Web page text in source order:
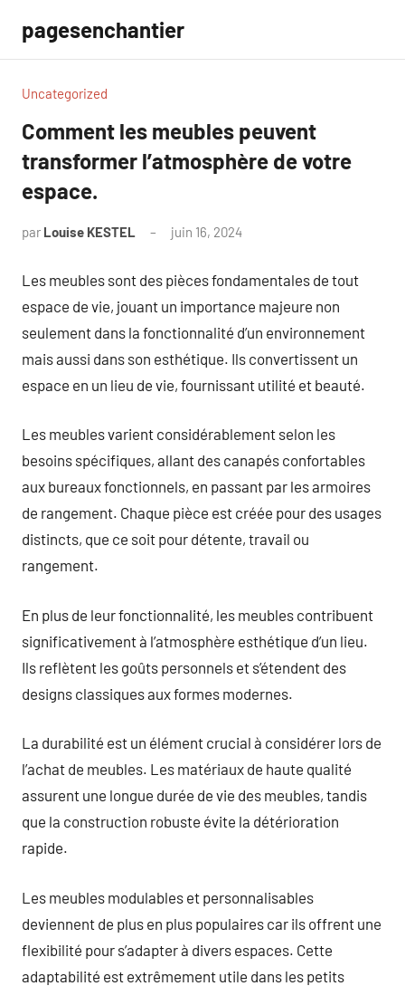
contenu
pagesenchantier
Uncategorized
Comment les meubles peuvent
transformer l’atmosphère de votre
espace.
par Louise KESTEL juin 16, 2024
Les meubles sont des pièces fondamentales de tout
espace de vie, jouant un importance majeure non
seulement dans la fonctionnalité d’un environnement
mais aussi dans son esthétique. Ils convertissent un
espace en un lieu de vie, fournissant utilité et beauté.
Les meubles varient considérablement selon les
besoins spécifiques, allant des canapés confortables
aux bureaux fonctionnels, en passant par les armoires
de rangement. Chaque pièce est créée pour des usages
distincts, que ce soit pour détente, travail ou
rangement.
En plus de leur fonctionnalité, les meubles contribuent
significativement à l’atmosphère esthétique d’un lieu.
Ils reflètent les goûts personnels et s’étendent des
designs classiques aux formes modernes.
La durabilité est un élément crucial à considérer lors de
l’achat de meubles. Les matériaux de haute qualité
assurent une longue durée de vie des meubles, tandis
que la construction robuste évite la détérioration
rapide.
Les meubles modulables et personnalisables
deviennent de plus en plus populaires car ils offrent une
flexibilité pour s’adapter à divers espaces. Cette
adaptabilité est extrêmement utile dans les petits